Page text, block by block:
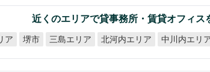
近くのエリアで貸事務所・賃貸オフィス
ア 堺市 三島エリア 北河内エリア 中川内エリ